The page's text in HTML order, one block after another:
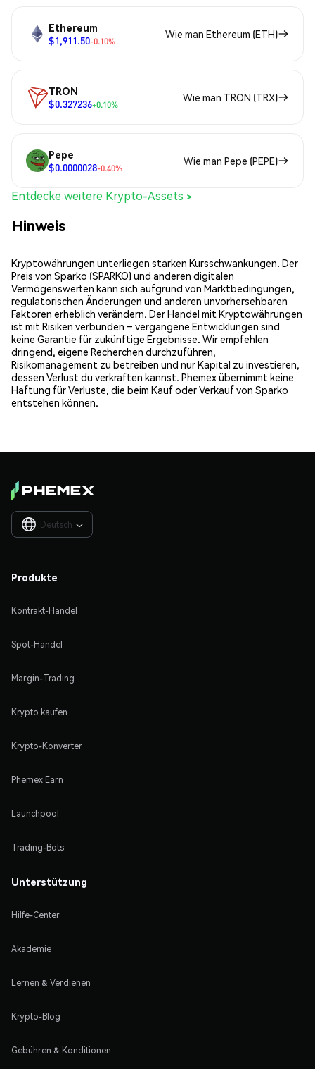
Ethereum
$1,911.50-0.10%
Wie man Ethereum (ETH)
TRON
$0.327236+0.10%
Wie man TRON (TRX)
Pepe
$0.0000028-0.40%
Wie man Pepe (PEPE)
Entdecke weitere Krypto-Assets >
Hinweis
Kryptowährungen unterliegen starken Kursschwankungen. Der
Preis von Sparko (SPARKO) und anderen digitalen
Vermögenswerten kann sich aufgrund von Marktbedingungen,
regulatorischen Änderungen und anderen unvorhersehbaren
Faktoren erheblich verändern. Der Handel mit Kryptowährungen
ist mit Risiken verbunden – vergangene Entwicklungen sind
keine Garantie für zukünftige Ergebnisse. Wir empfehlen
dringend, eigene Recherchen durchzuführen,
Risikomanagement zu betreiben und nur Kapital zu investieren,
dessen Verlust du verkraften kannst. Phemex übernimmt keine
Haftung für Verluste, die beim Kauf oder Verkauf von Sparko
entstehen können.
Deutsch 
Produkte
Kontrakt-Handel
Spot-Handel
Margin-Trading
Krypto kaufen
Krypto-Konverter
Phemex Earn
Launchpool
Trading-Bots
Unterstützung
Hilfe-Center
Akademie
Lernen & Verdienen
Krypto-Blog
Gebühren & Konditionen